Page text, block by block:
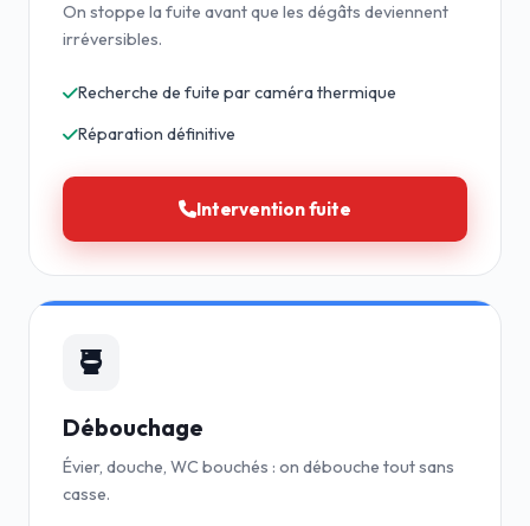
On stoppe la fuite avant que les dégâts deviennent
irréversibles.
Recherche de fuite par caméra thermique
Réparation définitive
Intervention fuite
Débouchage
Évier, douche, WC bouchés : on débouche tout sans
casse.